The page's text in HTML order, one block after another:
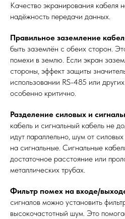
Качество экранирования кабеля
надёжность передачи данных.
Правильное заземление
быть заземлён с обеих сторон.
помехи в землю. Если экран
стороны, эффект защиты
использовании RS-485 или
особенно критично.
Разделение силовых и
кабель и сигнальный кабель не
идут параллельно, шум от
на сигнальные. Сигнальные
достаточное расстояние или
металлических трубах.
Фильтр помех на входе/
сигналов можно установить
высокочастотный шум. Это